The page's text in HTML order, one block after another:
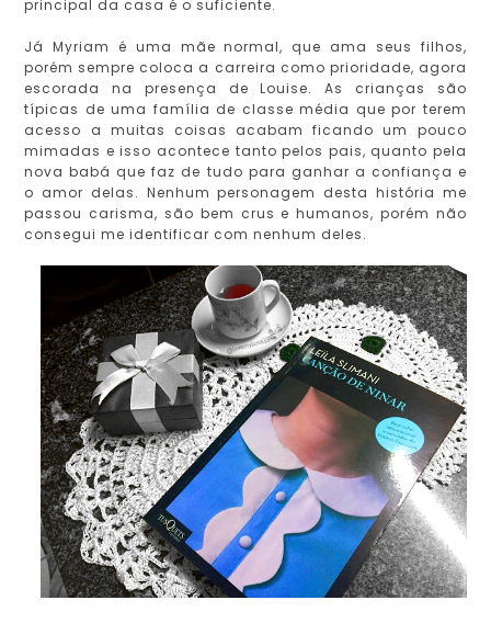
principal da casa é o suficiente.
Já Myriam é uma mãe normal, que ama seus filhos,
porém sempre coloca a carreira como prioridade, agora
escorada na presença de Louise. As crianças são
típicas de uma família de classe média que por terem
acesso a muitas coisas acabam ficando um pouco
mimadas e isso acontece tanto pelos pais, quanto pela
nova babá que faz de tudo para ganhar a confiança e
o amor delas. Nenhum personagem desta história me
passou carisma, são bem crus e humanos, porém não
consegui me identificar com nenhum deles.